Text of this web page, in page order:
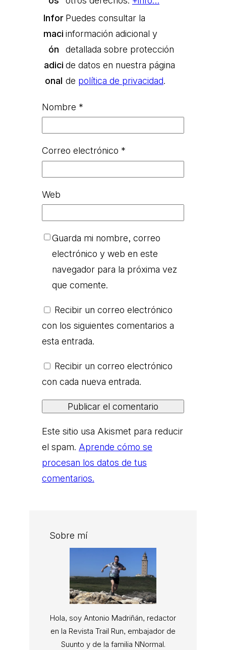
Infor
maci
ón
adici
onal
Puedes consultar la
información adicional y
detallada sobre protección
de datos en nuestra página
de política de privacidad.
Nombre *
Correo electrónico *
Web
Guarda mi nombre, correo
electrónico y web en este
navegador para la próxima vez
que comente.
Recibir un correo electrónico
con los siguientes comentarios a
esta entrada.
Recibir un correo electrónico
con cada nueva entrada.
Este sitio usa Akismet para reducir
el spam. Aprende cómo se
procesan los datos de tus
comentarios.
Sobre mí
Hola, soy Antonio Madriñán, redactor
en la Revista Trail Run, embajador de
Suunto y de la familia NNormal.